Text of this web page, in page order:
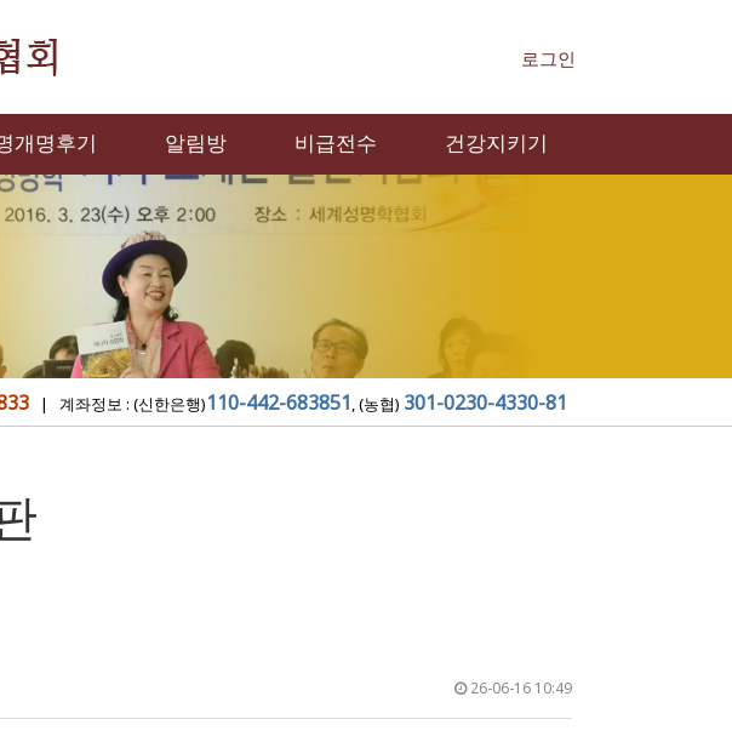
로그인
개명후기 알림방 비급전수 건강지키기
| 계좌정보 : (신한은행)110-442-683851, (농협) 301-0230-4330-81
26-06-16 10:49